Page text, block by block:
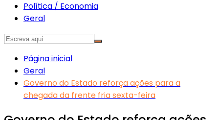
Política / Economia
Geral
Página inicial
Geral
Governo do Estado reforça ações para a
chegada da frente fria sexta-feira